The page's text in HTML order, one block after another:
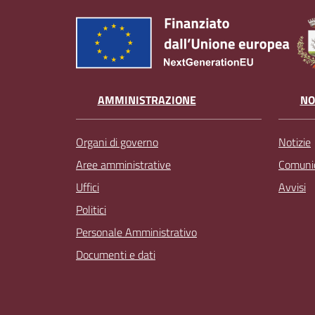
AMMINISTRAZIONE
Organi di governo
Aree amministrative
Uffici
Politici
Personale Amministrativo
Documenti e dati
Notizie
Avvisi